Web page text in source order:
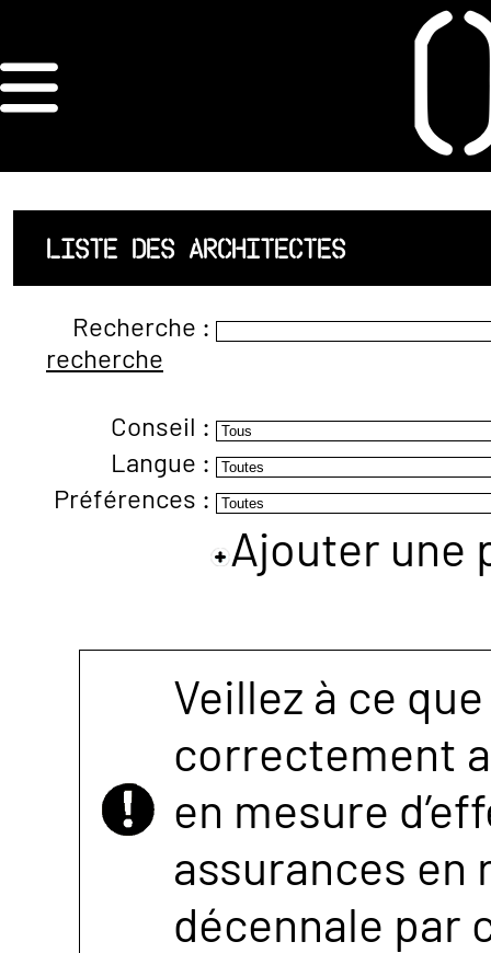
ORDRE DES
ARCHITECTES
ACCUEIL
LISTE DES
ARCHITECTES
JURISPRUDENCE
ANNEXE 4 CODT
LISTE DES ARCHITECTES
Recherche :
recherche
Conseil :
Langue :
Préférences :
Ajouter une
Veillez à ce
correctement
en mesure
assurances
décennale par